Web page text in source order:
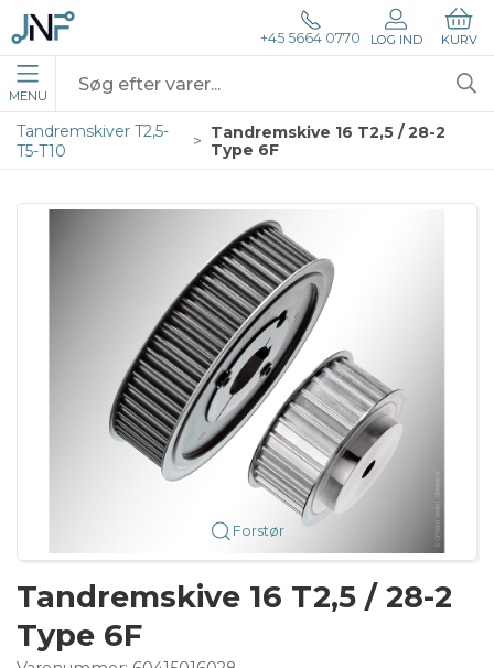
+45 5664 0770 LOG IND KURV
MENU
Tandremskiver T2,5-
T5-T10
Tandremskive 16 T2,5 / 28-2
Type 6F
Forstør
Tandremskive 16 T2,5 / 28-2
Type 6F